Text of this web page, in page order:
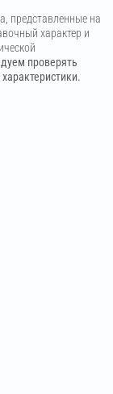
представленные на
характер и
проверять